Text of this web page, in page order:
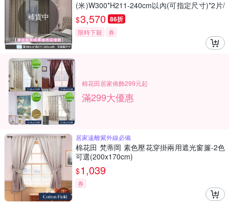
補貨中
(米)W300*H211-240cm以內(可指定尺寸)*2片/
遮光/摺景/落地/窗簾/台灣製MIT
$3,570 86折
限時下殺 券
棉花田居家佈飾299元起
滿299大優惠
居家遠離紫外線必備
棉花田 梵蒂岡 素色壓花穿掛兩用遮光窗簾-2色
可選(200x170cm)
$1,039
券